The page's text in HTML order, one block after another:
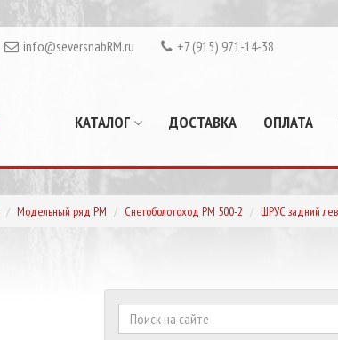
info@seversnabRM.ru +7 (915) 971-14-38
КАТАЛОГ ДОСТАВКА ОПЛАТА
Модельный ряд РМ Снегоболотоход РМ 500-2 ШРУС задний